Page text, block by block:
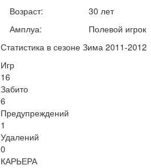
Возраст:
Амплуа:
30 лет
Полевой игрок
Статистика в сезоне Зима 2011-2012
Игр
16
Забито
6
Предупреждений
1
Удалений
0
КАРЬЕРА